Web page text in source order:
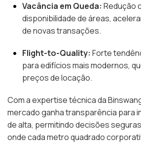
Vacância em Queda: Redução
disponibilidade de áreas,
de novas transações.
Flight-to-Quality: Forte
para edifícios mais modernos,
preços de locação.
Com a expertise técnica da
mercado ganha transparência para
de alta, permitindo decisões
onde cada metro quadrado